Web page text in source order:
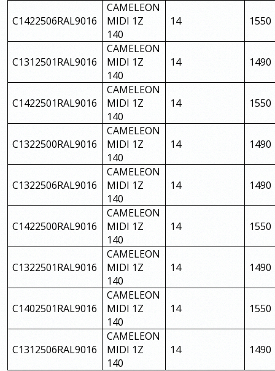
C1422506RAL9016
CAMELEON
MIDI 1Z
140
14 1550
C1312501RAL9016
CAMELEON
MIDI 1Z
140
14 1490
C1422501RAL9016
CAMELEON
MIDI 1Z
140
14 1550
C1322500RAL9016
CAMELEON
MIDI 1Z
140
14 1490
C1322506RAL9016
CAMELEON
MIDI 1Z
140
14 1490
C1422500RAL9016
CAMELEON
MIDI 1Z
140
14 1550
C1322501RAL9016
CAMELEON
MIDI 1Z
140
14 1490
C1402501RAL9016
CAMELEON
MIDI 1Z
140
14 1550
C1312506RAL9016
CAMELEON
MIDI 1Z
140
14 1490